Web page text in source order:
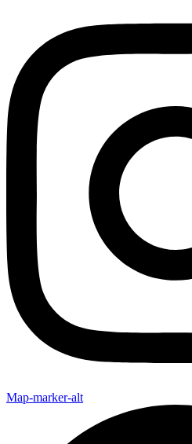
Map-marker-alt